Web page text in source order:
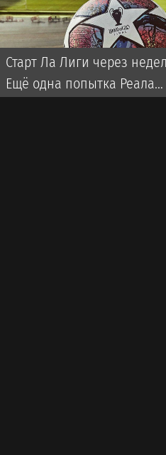
Старт Ла Лиги через
Ещё одна попытка Реала